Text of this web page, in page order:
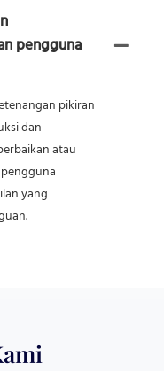
pengguna
pikiran
dan
atau
yang